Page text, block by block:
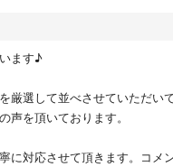
ます♪
厳選して並べさせていただい
声を頂いております。
に対応させて頂きます。コメ